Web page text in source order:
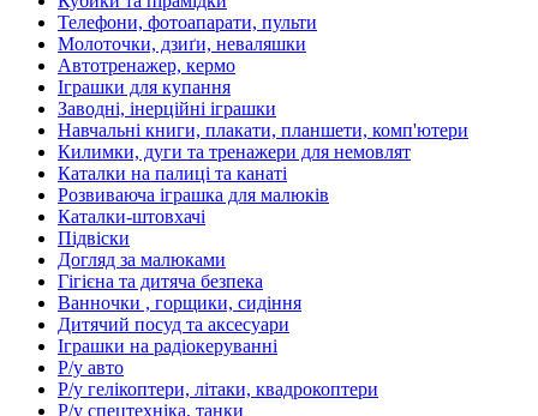
Телефони, фотоапарати, пульти
Молоточки, дзиґи, неваляшки
Автотренажер, кермо
Іграшки для купання
Заводні, інерційні іграшки
Навчальні книги, плакати, планшети, комп'ютери
Килимки, дуги та тренажери для немовлят
Каталки на палиці та канаті
Розвиваюча іграшка для малюків
Каталки-штовхачі
Підвіски
Догляд за малюками
Гігієна та дитяча безпека
Ванночки , горщики, сидіння
Дитячий посуд та аксесуари
Іграшки на радіокеруванні
Р/у авто
Р/у гелікоптери, літаки, квадрокоптери
Р/у спецтехніка, танки